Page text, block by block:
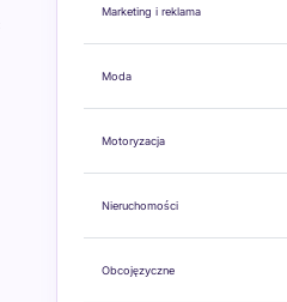
Marketing i reklama
Moda
Motoryzacja
Nieruchomości
Obcojęzyczne